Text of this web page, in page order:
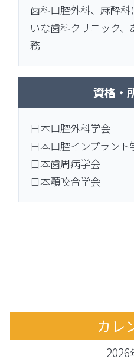
歯科口腔外科、麻酔科
いな歯科クリニック
務
資格・
日本口腔外科学会
日本口腔インプラント
日本歯周病学会
日本顎咬合学会
カレ
2026